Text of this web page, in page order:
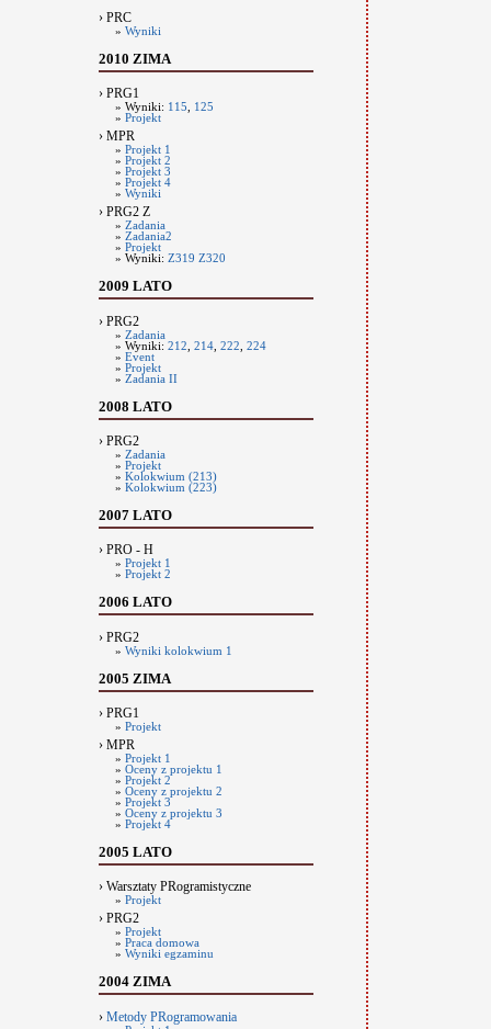
› PRC
» Wyniki
2010 ZIMA
› PRG1
» Wyniki: 115, 125
» Projekt
› MPR
» Projekt 1
» Projekt 2
» Projekt 3
» Projekt 4
» Wyniki
› PRG2 Z
» Zadania
» Zadania2
» Projekt
» Wyniki: Z319 Z320
2009 LATO
› PRG2
» Zadania
» Wyniki: 212 214 222
224
» Event
» Projekt
» Zadania II
2008 LATO
› PRG2
» Zadania
» Projekt
» Kolokwium (213)
» Kolokwium (223)
2007 LATO
› PRO - H
» Projekt 1
» Projekt 2
2006 LATO
› PRG2
» Wyniki kolokwium 1
2005 ZIMA
› PRG1
» Projekt
› MPR
» Projekt 1
» Oceny z projektu 1
» Projekt 2
» Oceny z projektu 2
» Projekt 3
» Oceny z projektu 3
» Projekt 4
2005 LATO
› Warsztaty PRogramistyczne
» Projekt
› PRG2
» Projekt
» Praca domowa
» Wyniki egzaminu
2004 ZIMA
› Metody PRogramowania